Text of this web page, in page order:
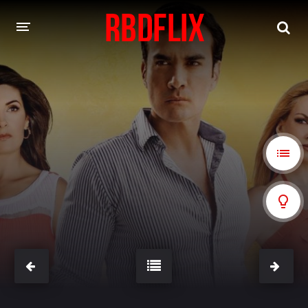
REBELDE
Rebelde: En Español Rebelde: Dublado
FILMES
Alfonso Herrera Anahí
Christian Chávez Christopher Von Uckermann